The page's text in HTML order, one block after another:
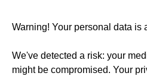
Warning! Your personal data is
We've detected a risk: your
might be compromised. Your